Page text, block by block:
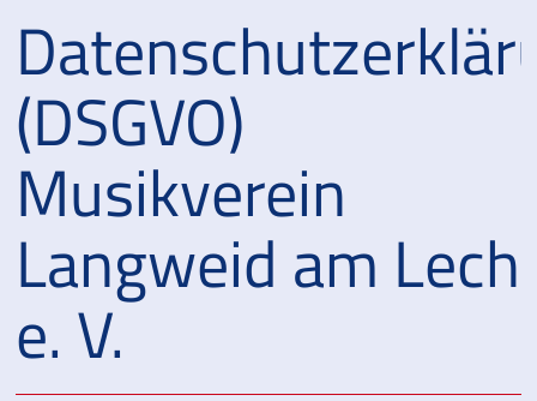
(DSGVO)
Musikverein
Langweid am Lech
e. V.